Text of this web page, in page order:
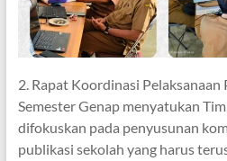
2. Rapat Koordinasi
Semester Genap menyatukan
difokuskan pada penyusunan
publikasi sekolah yang harus